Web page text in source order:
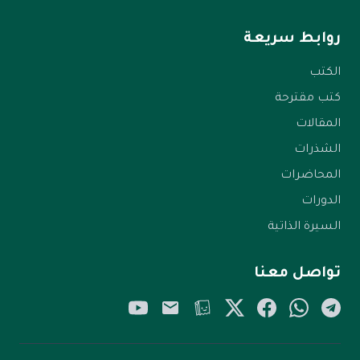
روابط سريعة
الكتب
كتب مقترحة
المقالات
الشذرات
المحاضرات
الدورات
السيرة الذاتية
تواصل معنا
Telegram
WhatsApp
Facebook
Twitter/X
Tellonym
Email
YouTube